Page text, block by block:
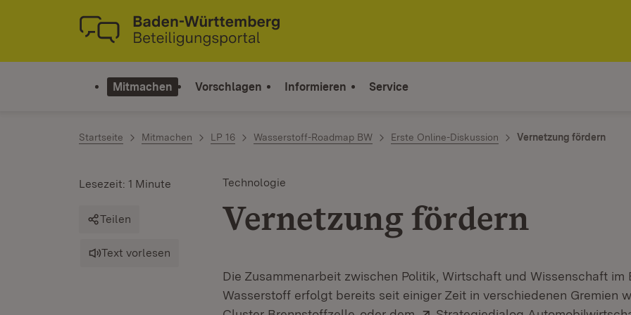
Zum Inhalt springen
Link zur Startseite
Mitmachen Vorschlagen Informieren Service
Startseite Mitmachen LP 16 Wasserstoff-Roadmap BW Erste Online-Diskussion Vernetzung fördern
Technologie
Vernetzung fördern
Lesezeit: 1 Minute
Teilen
Text vorlesen
Die Zusammenarbeit zwischen Politik, Wirtschaft und Wissenschaft im
Wasserstoff erfolgt bereits seit einiger Zeit in verschiedenen Gremien
(Öffnet in neuem Fenster)
Extern: